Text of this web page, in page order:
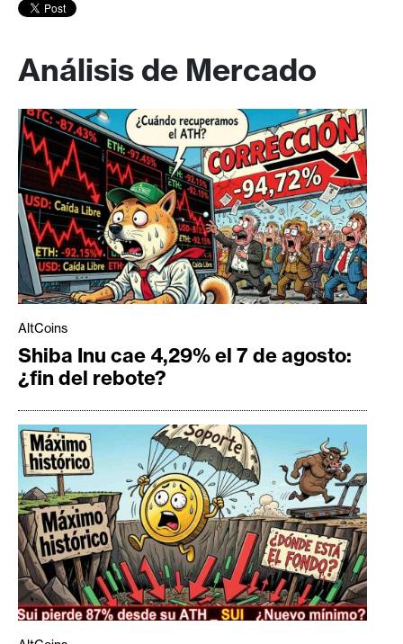
Análisis de Mercado
AltCoins
Shiba Inu cae 4,29% el 7 de agosto:
¿fin del rebote?